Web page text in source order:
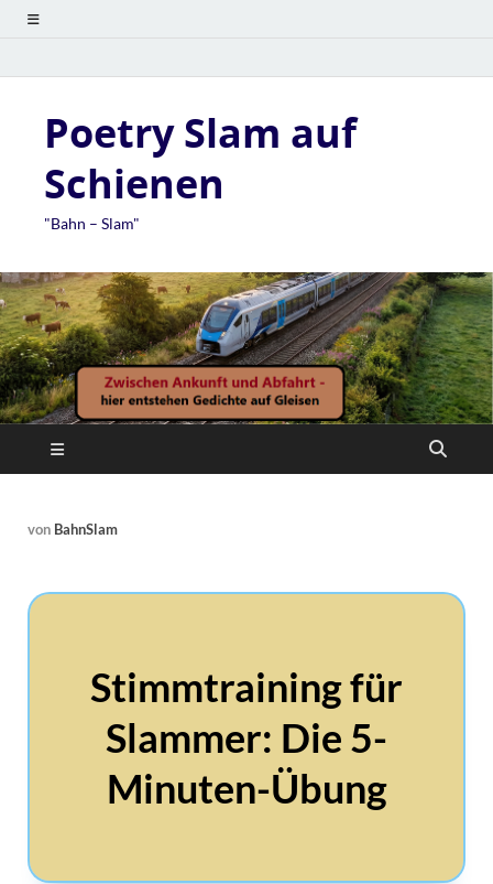
Poetry Slam auf
Schienen
"Bahn – Slam"
von BahnSlam
Stimmtraining für
Slammer: Die 5-
Minuten-Übung